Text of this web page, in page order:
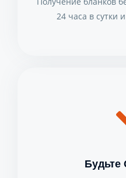
24 часа в сутки